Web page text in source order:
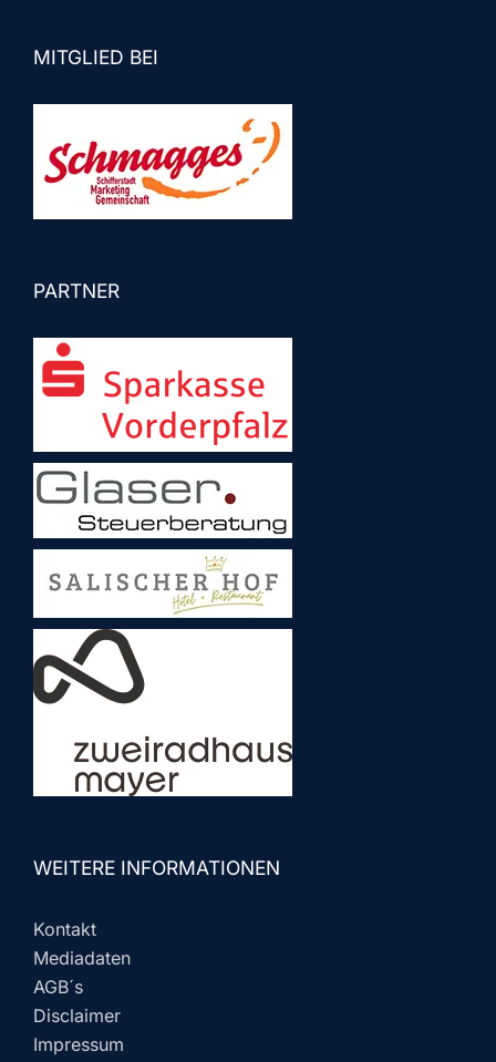
MITGLIED BEI
PARTNER
WEITERE INFORMATIONEN
Kontakt
Mediadaten
AGB´s
Disclaimer
Impressum